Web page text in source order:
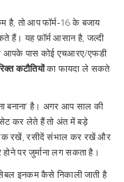
तो आप फॉर्म‑16 के बजाय
हैं। यह फ़ॉर्म आसान है, जल्दी
आपके पास कोई एचआरए/एफडी
कटौतियोंका फायदा ले सकते
बनाना’ है। अगर आप साल की
कर लेते हैं तो अंत में बड़े
रखें, रसीदें संभाल कर रखें और
पर जुर्माना लग सकता है।
इनकम कैसे निकाली जाती है